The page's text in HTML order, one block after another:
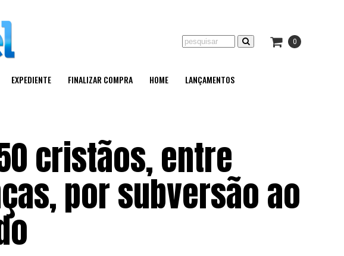
0
EXPEDIENTE FINALIZAR COMPRA HOME LANÇAMENTOS
cristãos, entre
por subversão ao